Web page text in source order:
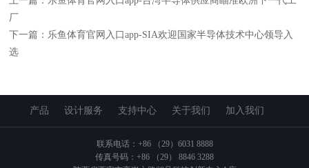
厂
下一篇：乐鱼体育官网入口app-SIA欢迎国家半导体技术中心领导入
选
产品 设计服务 支持中心 关于我们 加入我们
联系电话：+86 （29）6031 8888
传真号码：+86 （29） 8846 3288